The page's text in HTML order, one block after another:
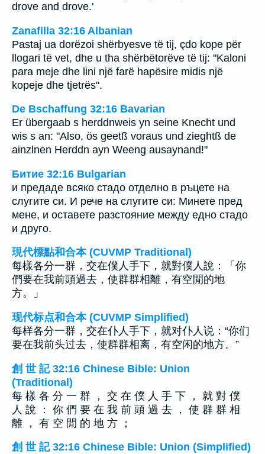
drove and drove.'
Zanafilla 32:16 Albanian
Pastaj ua dorëzoi shërbyesve të tij, çdo kope për
llogari të vet, dhe u tha shërbëtorëve të tij: "Kaloni
para meje dhe lini një farë hapësire midis një
kopeje dhe tjetrës".
De Bschaffung 32:16 Bavarian
Er übergaab s herddnweis yn seine Knecht und
wis s an: "Also, ös geetß voraus und zieghtß de
ainzlnen Herddn ayn Weeng ausaynand!"
Битие 32:16 Bulgarian
и предаде всяко стадо отделно в ръцете на
слугите си. И рече на слугите си: Минете пред
мене, и оставете разстояние между едно стадо
и друго.
現代標點和合本 (CUVMP Traditional)
每樣各分一群，交在僕人手下，就對僕人說：「你
們要在我前頭過去，使群群相離，有空閒的地
方。」
现代标点和合本 (CUVMP Simplified)
每样各分一群，交在仆人手下，就对仆人说：“你们
要在我前头过去，使群群相离，有空闲的地方。”
創 世 記 32:16 Chinese Bible: Union
(Traditional)
每 樣 各 分 一 群 ， 交 在 僕 人 手 下 ， 就 對 僕
人 說 ： 你 們 要 在 我 前 頭 過 去 ， 使 群 群 相
離 ， 有 空 閒 的 地 方 ；
創 世 記 32:16 Chinese Bible: Union (Simplified)